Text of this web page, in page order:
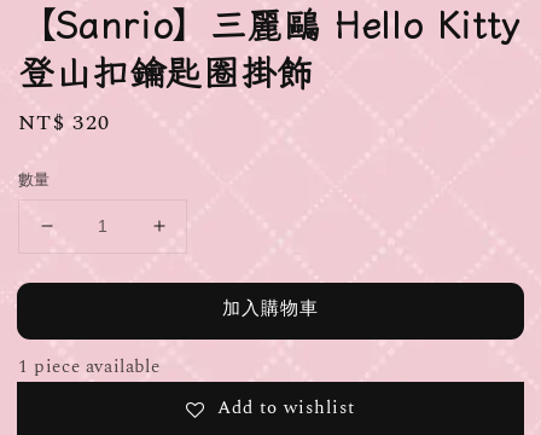
【Sanrio】三麗鷗 Hello Kitty
登山扣鑰匙圈掛飾
Regular
NT$ 320
數量
加入購物車
1 piece available
Add to wishlist